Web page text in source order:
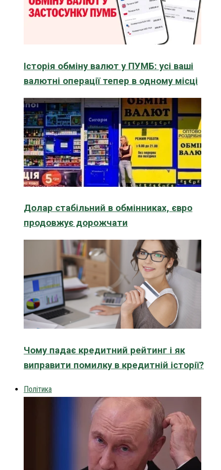
Історія обміну валют у ПУМБ: усі ваші
валютні операції тепер в одному місці
Долар стабільний в обмінниках, євро
продовжує дорожчати
Чому падає кредитний рейтинг і як
виправити помилку в кредитній історії?
Політика